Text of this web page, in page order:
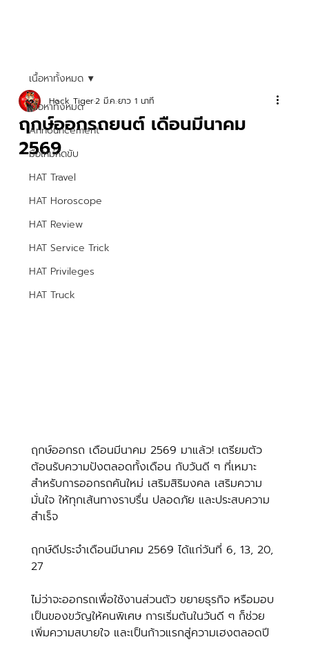
เนื้อหาทั้งหมด
Announcement
มือใหม่หัดขับ
HAT Travel
HAT Horoscope
HAT Review
HAT Service Trick
HAT Privileges
HAT Truck
เนื้อหาทั้งหมด
ฤกษ์ออกรถยนต์ เดือนมีนาคม
2569
Hock Tiger2 มี.ค.ยาว 1 นาที
ฤกษ์ออกรถ เดือนมีนาคม 2569 มาแล้ว! เตรียมตัว
ต้อนรับความปังตลอดทั้งเดือน กับวันดี ๆ ที่เหมาะ
สำหรับการออกรถคันใหม่ เสริมสิริมงคล เสริมความ
มั่นใจ ให้ทุกเส้นทางราบรื่น ปลอดภัย และประสบความ
สำเร็จ
ฤกษ์ดีประจำเดือนมีนาคม 2569 ได้แก่วันที่ 6, 13, 20,
27
ไม่ว่าจะออกรถเพื่อใช้งานส่วนตัว ขยายธุรกิจ หรือมอบ
เป็นของขวัญให้คนพิเศษ การเริ่มต้นในวันดี ๆ ก็ช่วย
เพิ่มความสบายใจ และเป็นก้าวแรกสู่ความเฮงตลอดปี